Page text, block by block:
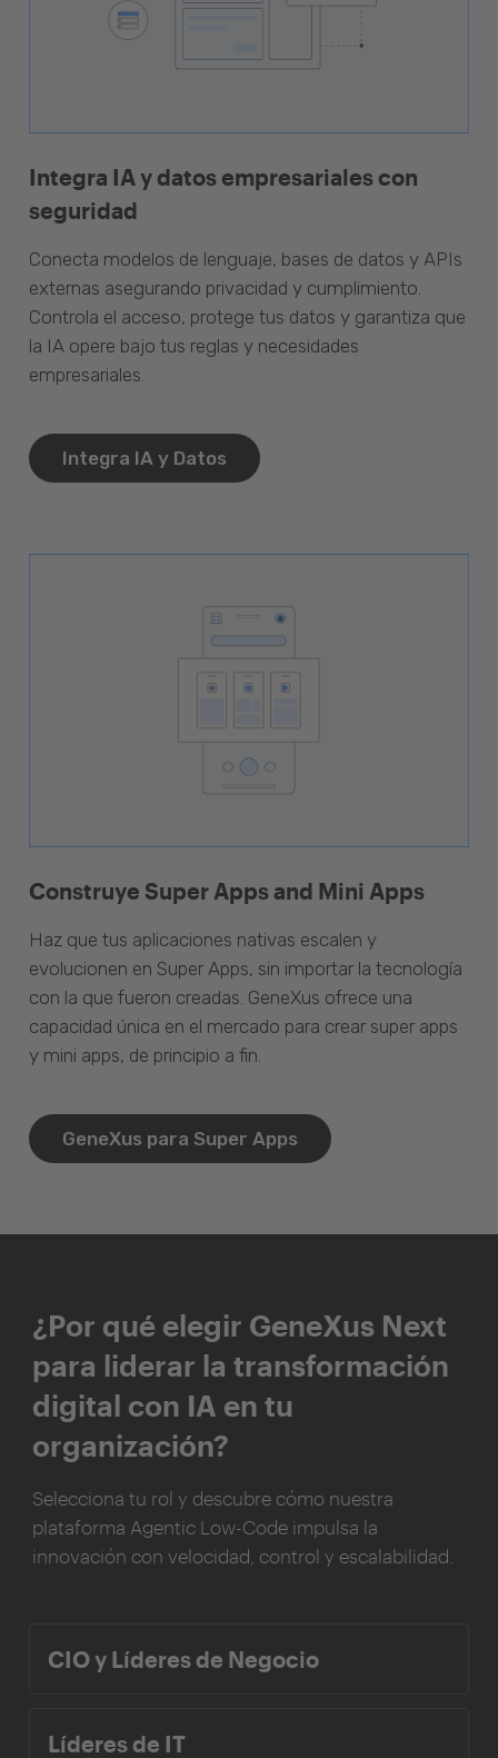
Integra IA y datos empresariales con
seguridad
Conecta modelos de lenguaje, bases de datos y APIs
externas asegurando privacidad y cumplimiento.
Controla el acceso, protege tus datos y garantiza que
la IA opere bajo tus reglas y necesidades
empresariales.
Integra IA y Datos
Construye Super Apps and Mini Apps
Haz que tus aplicaciones nativas escalen y
evolucionen en Super Apps, sin importar la tecnología
con la que fueron creadas. GeneXus ofrece una
capacidad única en el mercado para crear super apps
y mini apps, de principio a fin.
GeneXus para Super Apps
¿Por qué elegir GeneXus Next
para liderar la transformación
digital con IA en tu
organización?
Selecciona tu rol y descubre cómo nuestra
plataforma Agentic Low-Code impulsa la
innovación con velocidad, control y escalabilidad.
CIO y Líderes de Negocio
Líderes de IT